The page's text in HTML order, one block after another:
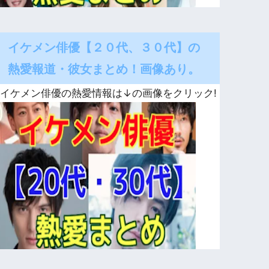
イケメン俳優【２０代、３０代】の
熱愛報道・彼女まとめ！画像あり。
イケメン俳優の熱愛情報は↓の画像をクリック!